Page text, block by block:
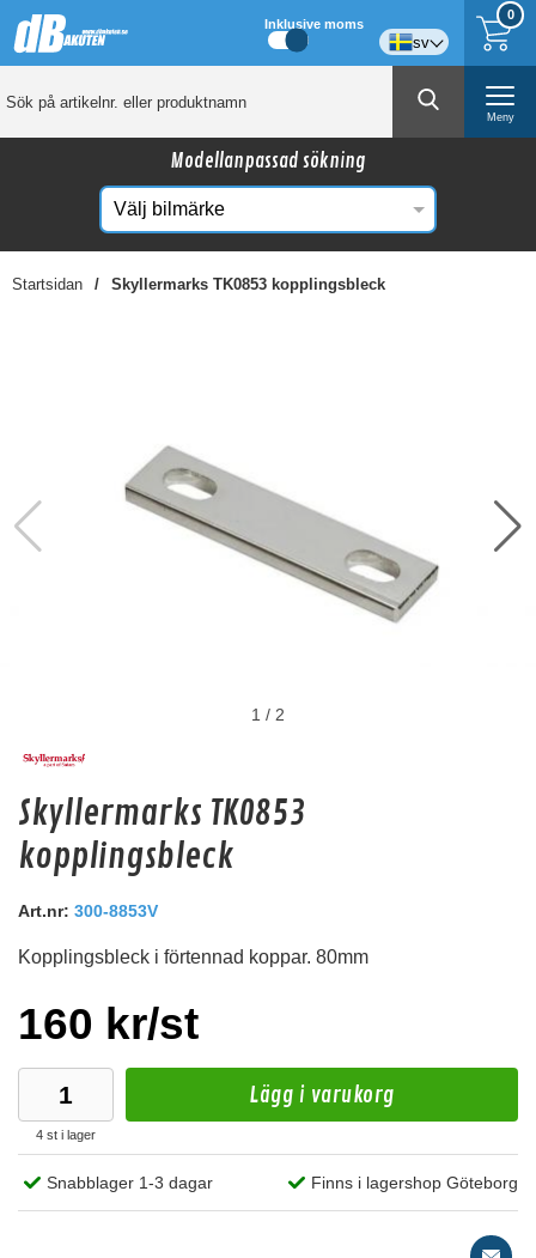
0
Inklusive moms
sv
Meny
Modellanpassad sökning
Startsidan Skyllermarks TK0853 kopplingsbleck
KIA GT13M 2 WAY-M DIN AERIAL
Snabblager 1-3 dagar
Köp
1 / 2
Skyllermarks TK0853
kopplingsbleck
Art.nr: 300-8853V
Kopplingsbleck i förtennad koppar. 80mm
160 kr/st
4 st i lager
Lägg i varukorg
Snabblager 1-3 dagar Finns i lagershop Göteborg